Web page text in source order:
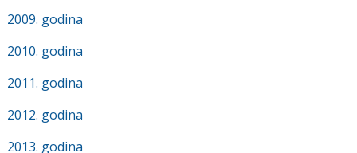
2009. godina
2010. godina
2011. godina
2012. godina
2013. godina